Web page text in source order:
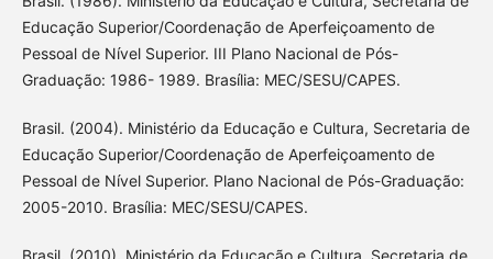
Educação Superior/Coordenação de Aperfeiçoamento de
Pessoal de Nível Superior. III Plano Nacional de Pós-
Graduação: 1986- 1989. Brasília: MEC/SESU/CAPES.
Brasil. (2004). Ministério da Educação e Cultura, Secretaria de
Educação Superior/Coordenação de Aperfeiçoamento de
Pessoal de Nível Superior. Plano Nacional de Pós-Graduação:
2005-2010. Brasília: MEC/SESU/CAPES.
Brasil. (2010). Ministério da Educação e Cultura, Secretaria de